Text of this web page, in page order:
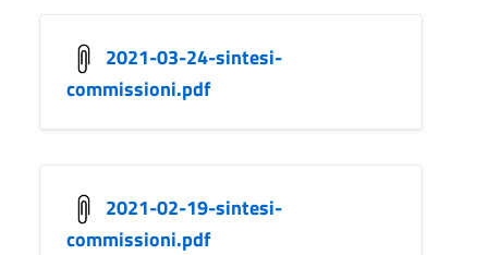
2021-03-24-sintesi-
commissioni.pdf
2021-02-19-sintesi-
commissioni.pdf